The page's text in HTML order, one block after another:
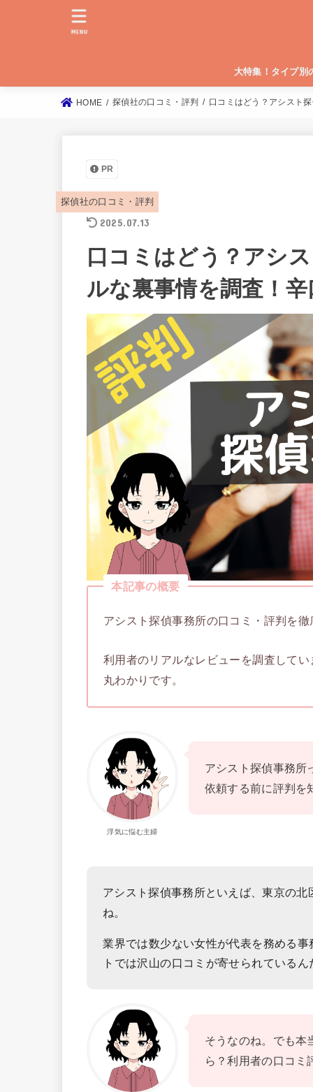
大特集！タイプ別
総合評価が高い探
浮気調査の料金が
安心安全な大手探
MENU
HOME 探偵社の口コミ・評判 口コミはどう？アシスト
PR
探偵社の口コミ・評判
2025.07.13
口コミはどう？アシ
ルな裏事情を調査！
本記事の概要
アシスト探偵事務所の口コミ・評判を
利用者のリアルなレビューを調査して
丸わかりです。
浮気に悩む主婦
アシスト探偵事務所
依頼する前に評判を
アシスト探偵事務所といえば、東京の
ね。
業界では数少ない女性が代表を務める
トでは沢山の口コミが寄せられているん
そうなのね。でも本
ら？利用者の口コミ